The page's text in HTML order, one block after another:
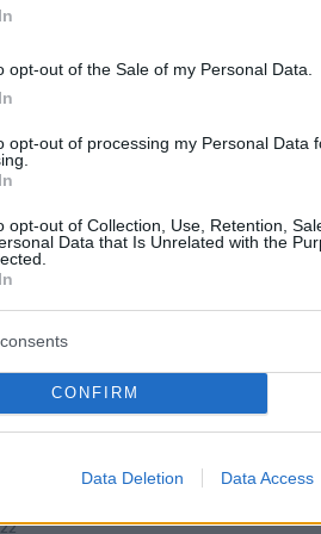
opt-out of the Sale of my Personal Data.
opt-out of processing my Personal Data
opt-out of Collection, Use, Retention,
Data that Is Unrelated with the
CONFIRM
Data Deletion Data Access
protothema.gr στο Google News
Ειδήσειςαπό την
στο
(2)
μιλήσουν κανας Τζανακόπουλος,
Κανα κάτοικο γύρω από
και να τους θέσετε το